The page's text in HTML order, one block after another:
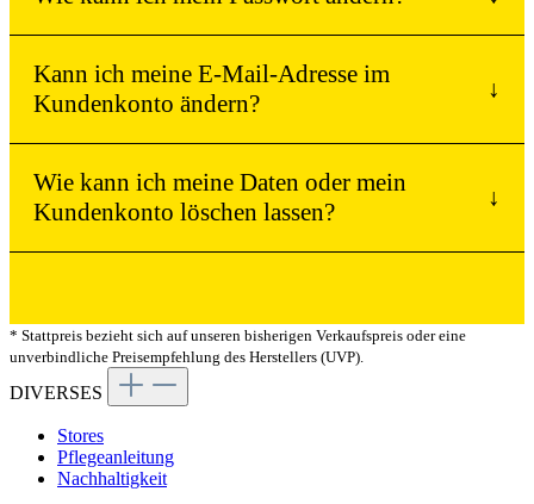
Kann ich meine E-Mail-Adresse im
Kundenkonto ändern?
↓
Wie kann ich meine Daten oder mein
Kundenkonto löschen lassen?
↓
* Stattpreis bezieht sich auf unseren bisherigen Verkaufspreis oder eine
unverbindliche Preisempfehlung des Herstellers (UVP).
DIVERSES
Stores
Pflegeanleitung
Nachhaltigkeit